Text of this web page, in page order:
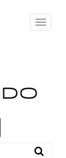
Menu